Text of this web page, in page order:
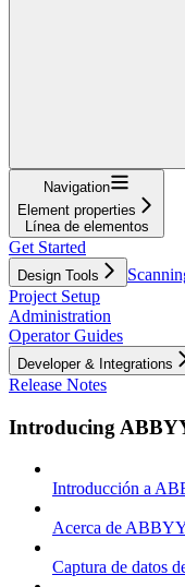
Navigation
Element properties
Línea de elementos
Get Started
Design Tools
Project Setup
Administration
Operator Guides
Developer & Integrations
Release Notes
Introducing
Introducción a
Acerca de
Captura de datos